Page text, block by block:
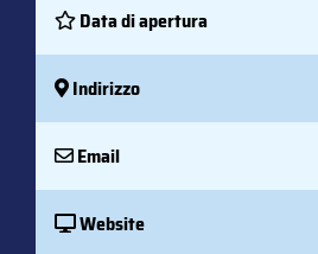
Data di apertura
Indirizzo
Email
Website